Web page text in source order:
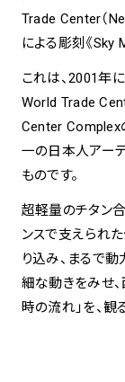
Spiral
グランスタ東京
Trade Center（
による彫刻《Sky
これは、2001年
World Trade
Center Complex
一の日本人アー
ものです。
超軽量のチタン
ンスで支えられ
り込み、まるで
細な動きをみせ
時の流れ」を、観